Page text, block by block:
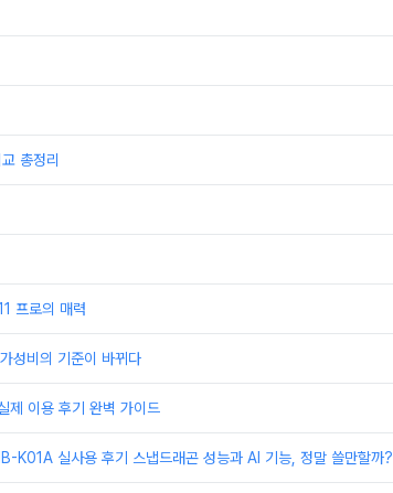
총정리
프로의 매력
성비의 기준이 바뀌다
제 이용 후기 완벽 가이드
실사용 후기 스냅드래곤 성능과 AI 기능, 정말 쓸만할까?